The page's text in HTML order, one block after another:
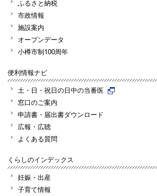
ふるさと納税
市政情報
施設案内
オープンデータ
小樽市制100周年
便利情報ナビ
土・日・祝日の日中の当番医
窓口のご案内
申請書・届出書ダウンロード
広報・広聴
よくある質問
くらしのインデックス
妊娠・出産
子育て情報